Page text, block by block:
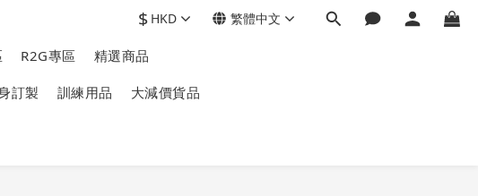
$ HKD 繁體中文
R2G專區 精選商品
訂製 訓練用品 大減價貨品